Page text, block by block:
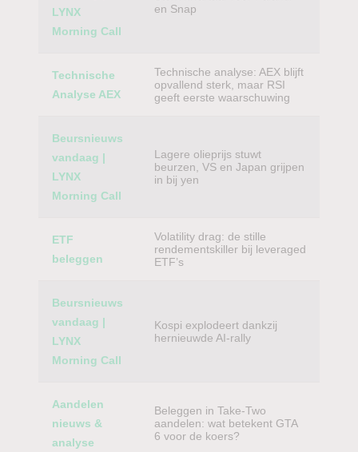
LYNX
Morning Call
en Snap
Technische
Analyse AEX
Technische analyse: AEX blijft
opvallend sterk, maar RSI
geeft eerste waarschuwing
Beursnieuws
vandaag |
LYNX
Morning Call
Lagere olieprijs stuwt
beurzen, VS en Japan grijpen
in bij yen
ETF
beleggen
Volatility drag: de stille
rendementskiller bij leveraged
ETF’s
Beursnieuws
vandaag |
LYNX
Morning Call
Kospi explodeert dankzij
hernieuwde AI-rally
Aandelen
nieuws &
analyse
Beleggen in Take-Two
aandelen: wat betekent GTA
6 voor de koers?